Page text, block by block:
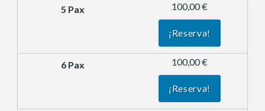
100,00 €
¡Reserva!
100,00 €
¡Reserva!